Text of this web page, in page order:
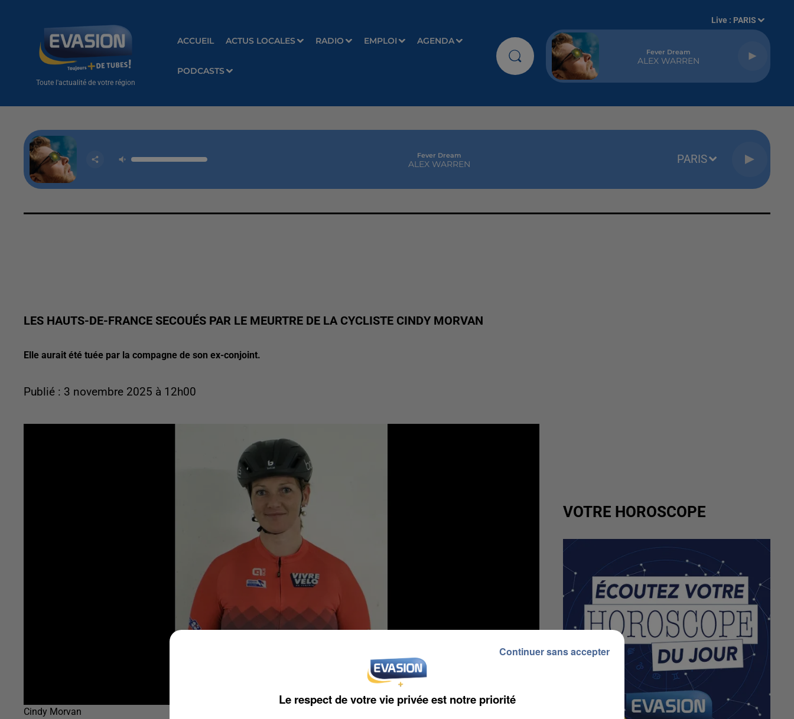
Toute l'actualité de votre région
ACCUEIL ACTUS LOCALES RADIO EMPLOI AGENDA
PODCASTS
Live : PARIS
Fever Dream
ALEX WARREN
Fever Dream
ALEX WARREN PARIS
LES HAUTS-DE-FRANCE SECOUÉS PAR LE MEURTRE DE LA CYCLISTE CINDY MORVAN
Elle aurait été tuée par la compagne de son ex-conjoint.
Publié : 3 novembre 2025 à 12h00
Cindy Morvan
VOTRE HOROSCOPE
Le respect de votre vie privée est notre priorité
Continuer sans accepter